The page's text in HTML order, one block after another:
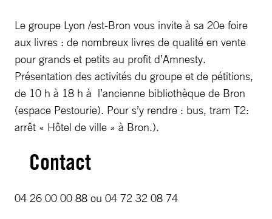
Le groupe Lyon /est-Bron vous invite à sa 20e foire
aux livres : de nombreux livres de qualité en vente
pour grands et petits au profit d’Amnesty.
Présentation des activités du groupe et de pétitions,
de 10 h à 18 h à l’ancienne bibliothèque de Bron
(espace Pestourie). Pour s’y rendre : bus, tram T2:
arrêt « Hôtel de ville » à Bron.).
Contact
04 26 00 00 88 ou 04 72 32 08 74